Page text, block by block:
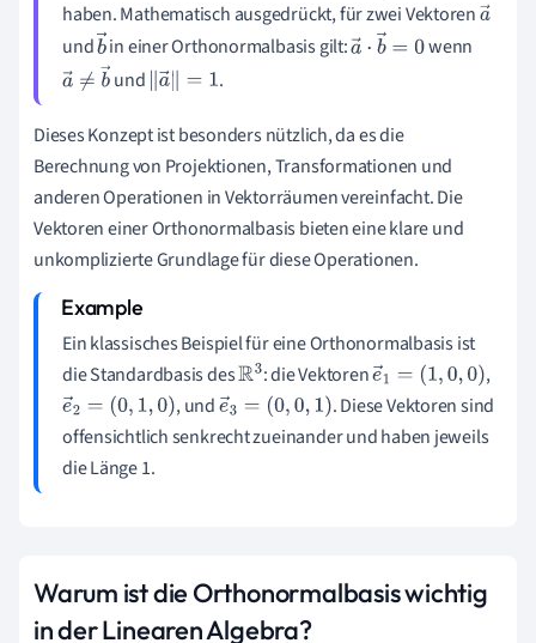
haben. Mathematisch ausgedrückt, für zwei Vektorena
undb
→
in einer Orthonormalbasis gilt:a→ ⋅b →= 0 wenn
a→≠b und ‖ a→ =1 .
Dieses Konzept ist besonders nützlich, da es die
Berechnung von Projektionen, Transformationen und
anderen Operationen in Vektorräumen vereinfacht. Die
Vektoren einer Orthonormalbasis bieten eine klare und
unkomplizierte Grundlage für diese Operationen.
Ein klassisches Beispiel für eine Orthonormalbasis ist
die Standardbasis desR3 : die Vektorene→ 1=( 1,0,0)
,
e→ 2=( 0,1, 0) , unde→ 3=( 0,0,1)
. Diese Vektoren sind
offensichtlich senkrecht zueinander und haben jeweils
die Länge 1.
Warum ist die Orthonormalbasis wichtig
in der Linearen Algebra?